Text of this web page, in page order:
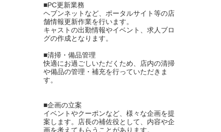
■PC更新業務
ヘブンネットなど、ポータルサイト等の店
舗情報更新作業を行います。
キャストの出勤情報やイベント、求人ブロ
グの作成となります。
■清掃・備品管理
快適にお過ごしいただくため、店内の清掃
や備品の管理・補充を行っていただきま
す。
■企画の立案
イベントやクーポンなど、様々な企画を提
案します。店長の補佐役として、内容や企
画を考えてもらうことがあります。